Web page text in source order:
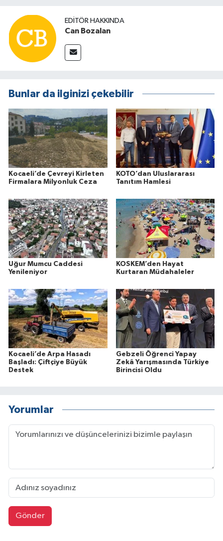
EDITÖR HAKKINDA
Can Bozalan
Bunlar da ilginizi çekebilir
Kocaeli’de Çevreyi Kirleten
Firmalara Milyonluk Ceza
KOTO’dan Uluslararası
Tanıtım Hamlesi
Uğur Mumcu Caddesi
Yenileniyor
KOSKEM’den Hayat
Kurtaran Müdahaleler
Kocaeli’de Arpa Hasadı
Başladı: Çiftçiye Büyük
Destek
Gebzeli Öğrenci Yapay
Zekâ Yarışmasında Türkiye
Birincisi Oldu
Yorumlar
Gönder